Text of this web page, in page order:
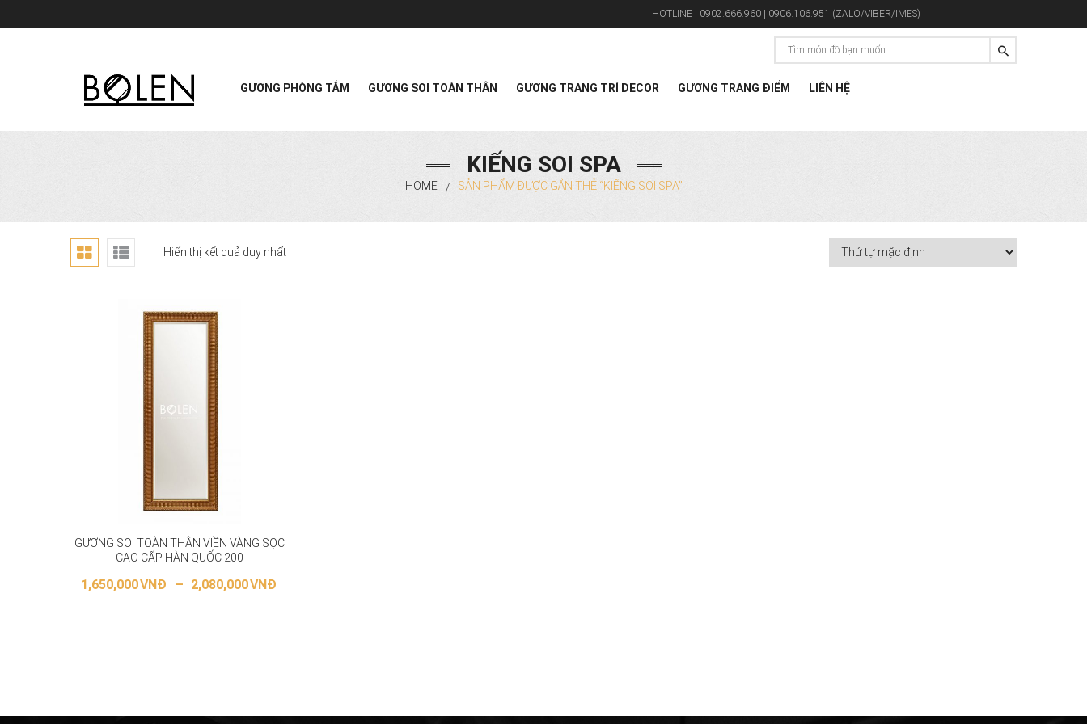
HOTLINE : 0902.666.960 | 0906.106.951 (ZALO/VIBER/IMES)
GƯƠNG PHÒNG TẮM GƯƠNG SOI TOÀN THÂN GƯƠNG TRANG TRÍ DECOR GƯƠNG TRANG ĐIỂM LIÊN HỆ
KIẾNG SOI SPA
HOME / SẢN PHẨM ĐƯỢC GẮN THẺ “KIẾNG SOI SPA”
Hiển thị kết quả duy nhất
GƯƠNG SOI TOÀN THÂN VIỀN VÀNG SỌC
CAO CẤP HÀN QUỐC 200
1,650,000VNĐ – 2,080,000VNĐ